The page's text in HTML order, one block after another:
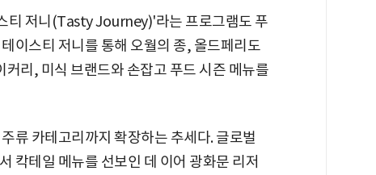
티 저니(Tasty Journey)'라는 프로그램도 푸
이스티 저니를 통해 오월의 종, 올드페리도
리, 미식 브랜드와 손잡고 푸드 시즌 메뉴를
류 카테고리까지 확장하는 추세다. 글로벌
칵테일 메뉴를 선보인 데 이어 광화문 리저